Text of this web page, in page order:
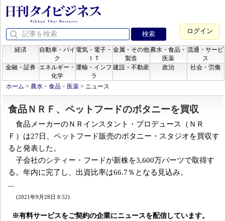
ログイン
経済
自動車・バイ
ク
電気・電子・
ＩＴ
金属・その他
製造
農水・食品・
医薬
流通・サービ
ス
金融・証券
エネルギー・
化学
運輸・インフ
ラ
建設・不動産 政治 社会・労働
ホーム > 農水・食品・医薬 > ニュース
食品ＮＲＦ、ペットフードのボタニーを買収
食品メーカーのＮＲインスタント・プロデュース（ＮＲ
Ｆ）は27日、ペットフード販売のボタニー・スタジオを買収す
ると発表した。
子会社のシティー・フードが新株を3,600万バーツで取得す
る。年内に完了し、出資比率は66.7％となる見込み。
...
(2021年9月28日 8:52)
※有料サービスをご契約の企業にニュースを配信しています。